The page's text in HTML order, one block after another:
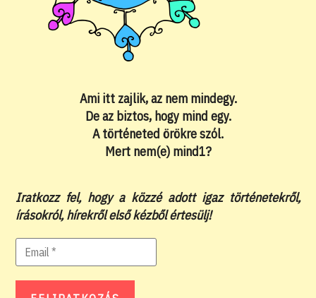
Ami itt zajlik, az nem mindegy.
De az biztos, hogy mind egy.
A történeted örökre szól.
Mert nem(e) mind1?
Iratkozz fel, hogy a közzé adott igaz történetekről,
írásokról, hírekről első kézből értesülj!